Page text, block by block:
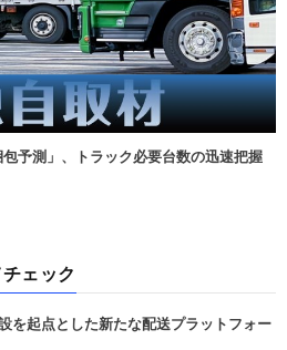
包予測」、トラック必要台数の迅速把握
チェック
を起点とした新たな配送プラットフォー